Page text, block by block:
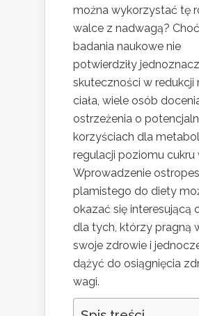
można wykorzystać tę
walce z nadwagą? Choć
badania naukowe nie
potwierdziły
skuteczności w redukcji
ciała, wiele osób
ostrzeżenia o
korzyściach dla
regulacji poziomu cukru
Wprowadzenie
plamistego do diety
okazać się interesującą
dla tych, którzy pragną
swoje zdrowie i
dążyć do osiągnięcia
wagi.